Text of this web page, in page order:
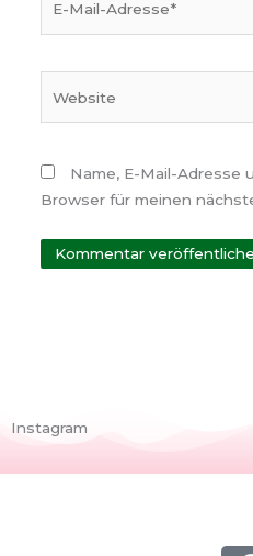
Name, E-Mail-Adresse
Browser für meinen
Instagram